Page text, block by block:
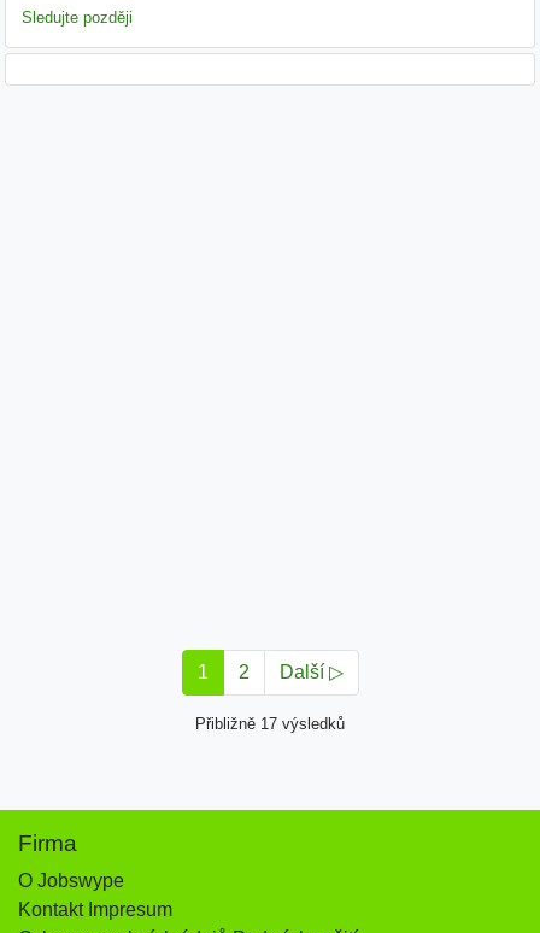
Sledujte později
1 2 Další ▷
Přibližně 17 výsledků
Firma
O Jobswype
Kontakt Impresum